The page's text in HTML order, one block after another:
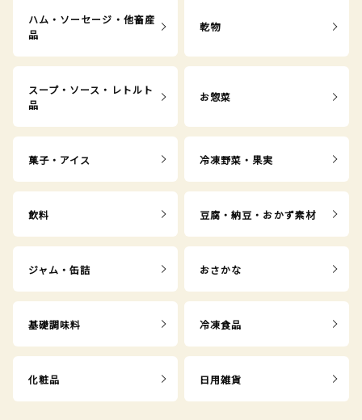
ハム・ソーセージ・他畜産
品
乾物
スープ・ソース・レトルト
品
お惣菜
菓子・アイス 冷凍野菜・果実
飲料 豆腐・納豆・おかず素材
ジャム・缶詰 おさかな
基礎調味料 冷凍食品
化粧品 日用雑貨